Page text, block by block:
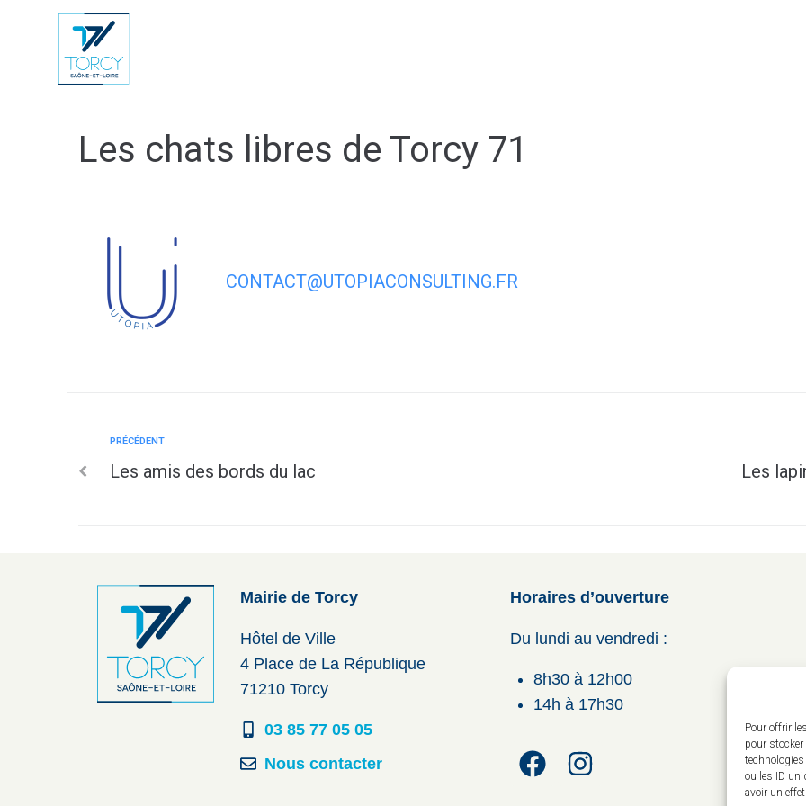
Pour offrir
pour
ou les ID
avoir un
Les chats libres de Torcy 71
CONTACT@UTOPIACONSULTING.FR
PRÉCÉDENT
Les amis des bords du lac Les
Mairie de Torcy
Hôtel de Ville
4 Place de La République
71210 Torcy
03 85 77 05 05
Nous contacter
Horaires d’ouverture
Du lundi au vendredi :
8h30 à 12h00
14h à 17h30